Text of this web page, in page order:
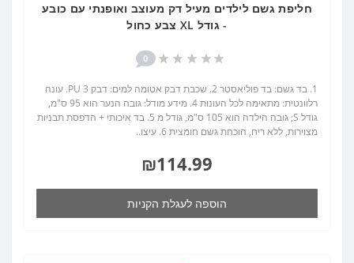
חליפת גשם לילדים מעיל דק מעוצב ואופנתי עם כובע
- גודל XL צבע כחול
0
1. בד גשם: בד פוליאסטר 2. שכבת דבק אטומה למים: דבק PU 3. עונה
רלוונטית: מתאימה לכל העונות 4. מידע מודל: גובה הנער הוא 95 ס"מ,
גודל S; גובה הילדה הוא 105 ס"מ, גודל מ 5. בד איכותי + הדפסת תבניות
מצוירות, ללא ריח, הוכחת גשם חומצית 6. עיצו..
₪114.99
הוספה לעגלת הקניות